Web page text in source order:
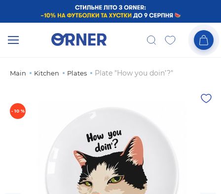
Main Kitchen Plates Plate "How you doin’?"
- 10 %